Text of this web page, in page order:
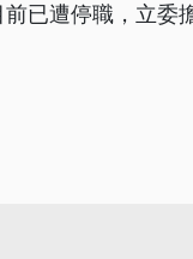
已遭停職，立委